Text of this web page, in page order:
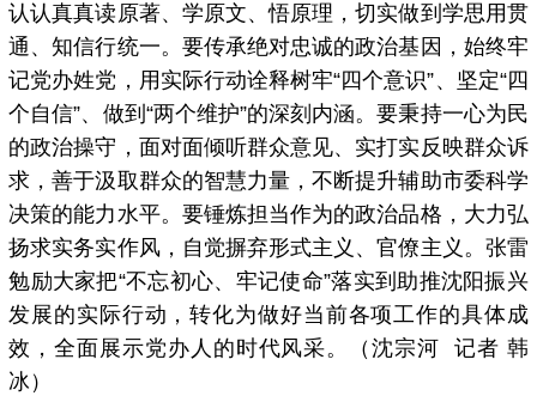
认认真真读原著、学原文、悟原理，切实做到学思用贯
通、知信行统一。要传承绝对忠诚的政治基因，始终牢
记党办姓党，用实际行动诠释树牢“四个意识”、坚定“四
个自信”、做到“两个维护”的深刻内涵。要秉持一心为民
的政治操守，面对面倾听群众意见、实打实反映群众诉
求，善于汲取群众的智慧力量，不断提升辅助市委科学
决策的能力水平。要锤炼担当作为的政治品格，大力弘
扬求实务实作风，自觉摒弃形式主义、官僚主义。张雷
勉励大家把“不忘初心、牢记使命”落实到助推沈阳振兴
发展的实际行动，转化为做好当前各项工作的具体成
效，全面展示党办人的时代风采。（沈宗河 记者 韩
冰）